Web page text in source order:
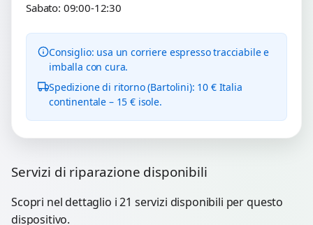
Sabato: 09:00-12:30
Consiglio: usa un corriere espresso tracciabile e
imballa con cura.
Spedizione di ritorno (Bartolini): 10 € Italia
continentale – 15 € isole.
Servizi di riparazione disponibili
Scopri nel dettaglio i 21 servizi disponibili per questo
dispositivo.